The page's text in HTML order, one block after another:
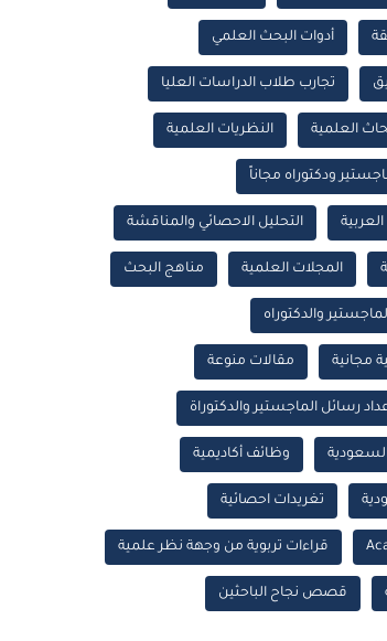
أدوات البحث العلمي
تجارب طلاب الدراسات العليا
العلمية النظريات العلمية
ودكتوراه مجاناً
التحليل الاحصائي والمناقشة
المجلات العلمية مناهج البحث
والدكتوراه
مجانية مقالات منوعة
رسائل الماجستير والدكتوراة
السعودية وظائف أكاديمية
تغريدات احصائية
قراءات تربوية من وجهة نظر علمية
قصص نجاح الباحثين